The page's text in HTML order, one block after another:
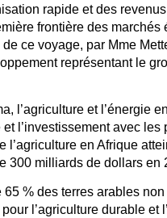
rapide et des
frontière des
ce voyage, par Mme
représentant le
l’agriculture et l’énergie
l’investissement avec
l’agriculture en Afrique
300 milliards de dollars en
65 % des terres arables
l’agriculture durable et